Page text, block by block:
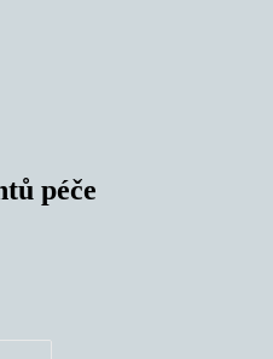
péče